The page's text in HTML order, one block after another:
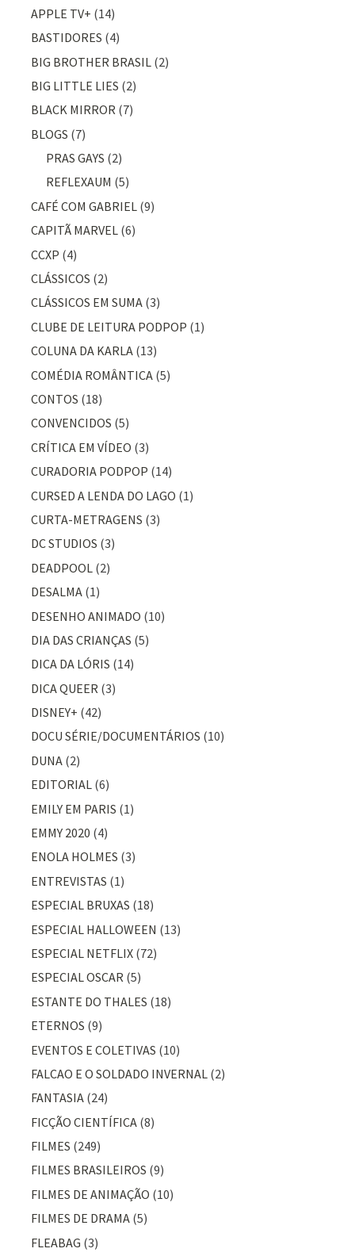
APPLE TV+ (14)
BASTIDORES (4)
BIG BROTHER BRASIL (2)
BIG LITTLE LIES (2)
BLACK MIRROR (7)
BLOGS (7)
PRAS GAYS (2)
REFLEXAUM (5)
CAFÉ COM GABRIEL (9)
CAPITÃ MARVEL (6)
CCXP (4)
CLÁSSICOS (2)
CLÁSSICOS EM SUMA (3)
CLUBE DE LEITURA PODPOP (1)
COLUNA DA KARLA (13)
COMÉDIA ROMÂNTICA (5)
CONTOS (18)
CONVENCIDOS (5)
CRÍTICA EM VÍDEO (3)
CURADORIA PODPOP (14)
CURSED A LENDA DO LAGO (1)
CURTA-METRAGENS (3)
DC STUDIOS (3)
DEADPOOL (2)
DESALMA (1)
DESENHO ANIMADO (10)
DIA DAS CRIANÇAS (5)
DICA DA LÓRIS (14)
DICA QUEER (3)
DISNEY+ (42)
DOCU SÉRIE/DOCUMENTÁRIOS (10)
DUNA (2)
EDITORIAL (6)
EMILY EM PARIS (1)
EMMY 2020 (4)
ENOLA HOLMES (3)
ENTREVISTAS (1)
ESPECIAL BRUXAS (18)
ESPECIAL HALLOWEEN (13)
ESPECIAL NETFLIX (72)
ESPECIAL OSCAR (5)
ESTANTE DO THALES (18)
ETERNOS (9)
EVENTOS E COLETIVAS (10)
FALCAO E O SOLDADO INVERNAL (2)
FANTASIA (24)
FICÇÃO CIENTÍFICA (8)
FILMES (249)
FILMES BRASILEIROS (9)
FILMES DE ANIMAÇÃO (10)
FILMES DE DRAMA (5)
FLEABAG (3)